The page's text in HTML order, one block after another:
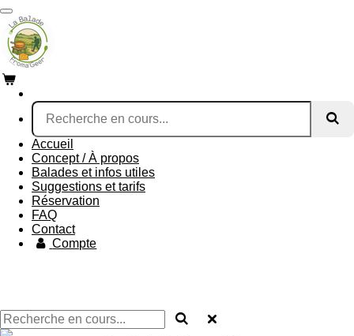
Passer
au
contenu
principal
Accueil
Concept / À propos
Balades et infos utiles
Suggestions et tarifs
Réservation
FAQ
Contact
Compte